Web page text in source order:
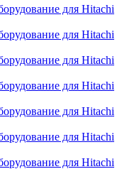
для Hitachi
для Hitachi
для Hitachi
для Hitachi
для Hitachi
для Hitachi
для Hitachi